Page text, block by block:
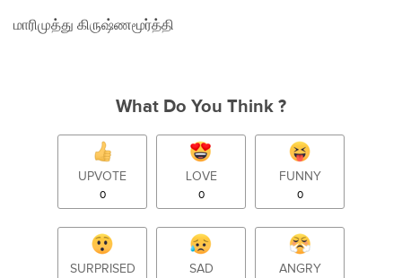
மாரிமுத்து கிருஷ்ணமூர்த்தி
What Do You Think ?
UPVOTE
0
LOVE
0
FUNNY
0
SURPRISED SAD ANGRY